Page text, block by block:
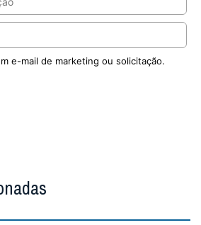
e-mail de marketing ou solicitação.